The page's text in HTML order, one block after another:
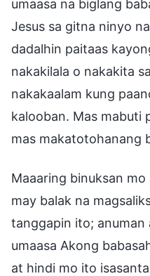
umaasa na biglang
Jesus sa gitna ninyo
dadalhin paitaas
nakakilala o nakakita
nakakaalam kung
kalooban. Mas mabuti
mas makatotohanang
Maaaring binuksan
may balak na
tanggapin ito; anuman
umaasa Akong
at hindi mo ito